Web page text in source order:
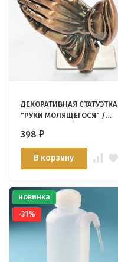
ДЕКОРАТИВНАЯ СТАТУЭТКА
"РУКИ МОЛЯЩЕГОСЯ" /
398₽
В корзину
новинка
-31%